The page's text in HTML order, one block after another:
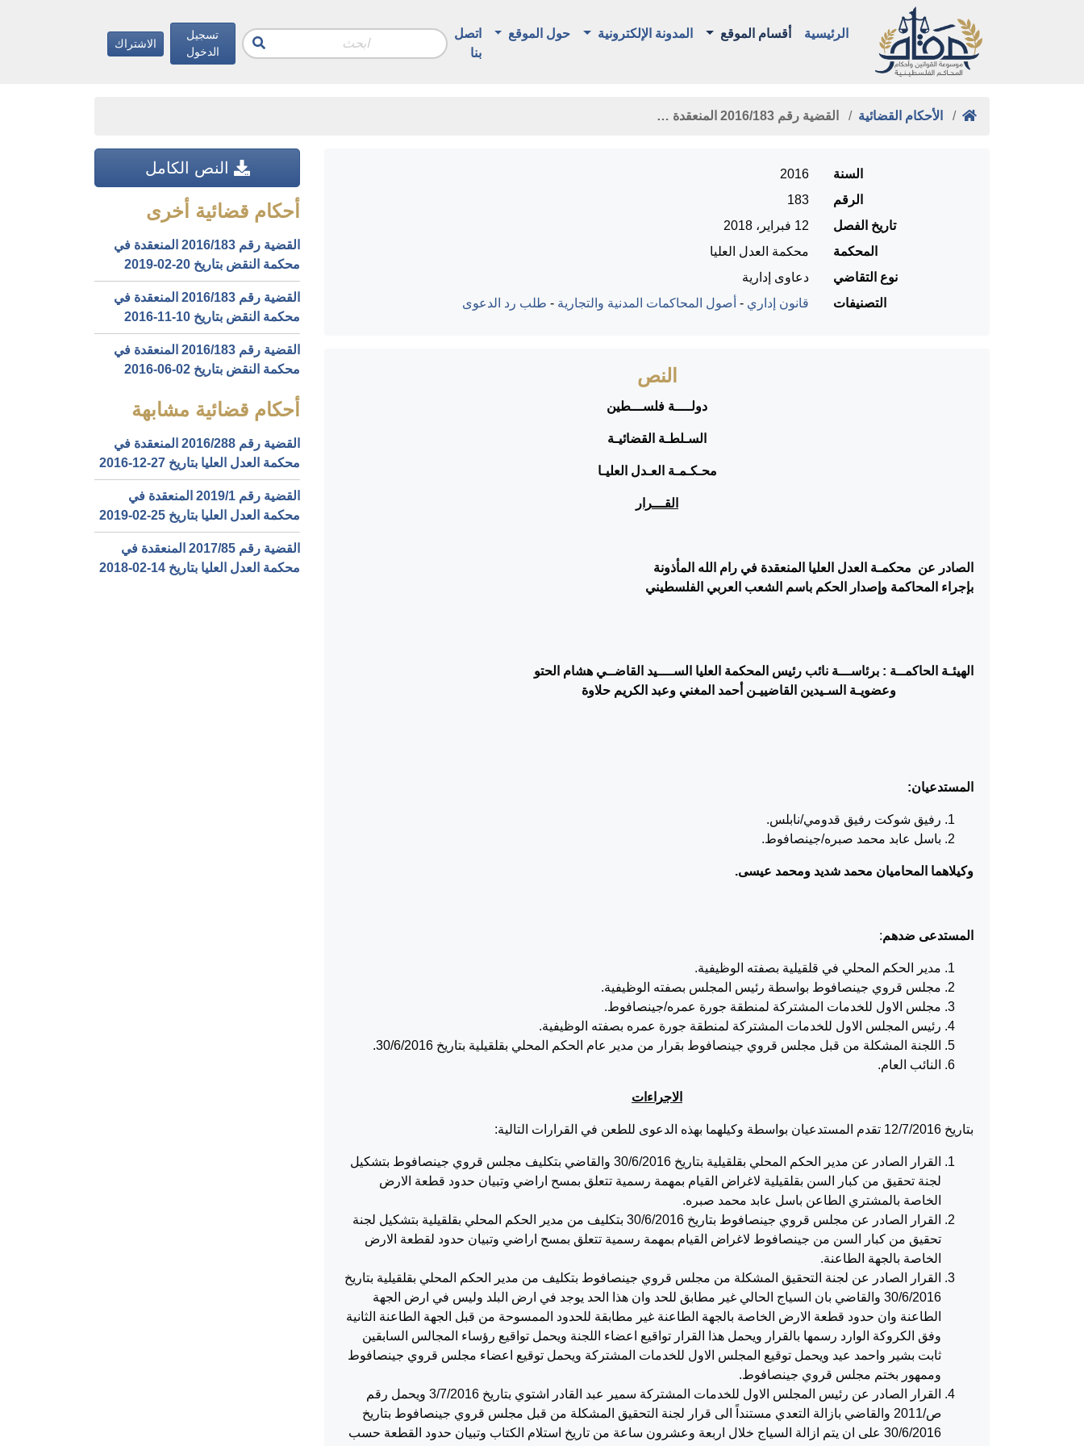
الرئيسية أقسام الموقع المدونة الإلكترونية حول الموقع
اتصل
بنا
تسجيل
الدخول
الاشتراك
الأحكام القضائية القضية رقم ‎183‏/‎2016‏ المنعقدة …
السنة
2016
الرقم
183
تاريخ الفصل
12 فبراير، 2018
المحكمة
محكمة العدل العليا
نوع التقاضي
دعاوى إدارية
التصنيفات
قانون إداري - أصول المحاكمات المدنية والتجارية - طلب رد الدعوى
النص
دولــــة فلســـطين
السـلطـة القضائيـة
محـكـمـة العـدل العليـا
القـــرار
الصادر عن محكمـة العدل العليا المنعقدة في رام الله المأذونة
بإجراء المحاكمة وإصدار الحكم باسم الشعب العربي الفلسطيني
الهيئـة الحاكمــة : برئاســـة نائب رئيس المحكمة العليا الســــيد القاضــي هشام الحتو
وعضويـة السـيدين القاضييـن أحمد المغني وعبد الكريم حلاوة
المستدعيان:
رفيق شوكت رفيق قدومي/نابلس.
باسل عابد محمد صبره/جينصافوط.
وكيلاهما المحاميان محمد شديد ومحمد عيسى.
المستدعى ضدهم:
مدير الحكم المحلي في قلقيلية بصفته الوظيفية.
مجلس قروي جينصافوط بواسطة رئيس المجلس بصفته الوظيفية.
مجلس الاول للخدمات المشتركة لمنطقة جورة عمره/جينصافوط.
رئيس المجلس الاول للخدمات المشتركة لمنطقة جورة عمره بصفته الوظيفية.
اللجنة المشكلة من قبل مجلس قروي جينصافوط بقرار من مدير عام الحكم المحلي بقلقيلية بتاريخ 30/6/2016.
النائب العام.
الاجراءات
بتاريخ 12/7/2016 تقدم المستدعيان بواسطة وكيلهما بهذه الدعوى للطعن في القرارات التالية:
القرار الصادر عن مدير الحكم المحلي بقلقيلية بتاريخ 30/6/2016 والقاضي بتكليف مجلس قروي جينصافوط بتشكيل
لجنة تحقيق من كبار السن بقلقيلية لاغراض القيام بمهمة رسمية تتعلق بمسح اراضي وتبيان حدود قطعة الارض
الخاصة بالمشتري الطاعن باسل عابد محمد صبره.
القرار الصادر عن مجلس قروي جينصافوط بتاريخ 30/6/2016 بتكليف من مدير الحكم المحلي بقلقيلية بتشكيل لجنة
تحقيق من كبار السن من جينصافوط لاغراض القيام بمهمة رسمية تتعلق بمسح اراضي وتبيان حدود لقطعة الارض
الخاصة بالجهة الطاعنة.
القرار الصادر عن لجنة التحقيق المشكلة من مجلس قروي جينصافوط بتكليف من مدير الحكم المحلي بقلقيلية بتاريخ
30/6/2016 والقاضي بان السياج الحالي غير مطابق للحد وان هذا الحد يوجد في ارض البلد وليس في ارض الجهة
الطاعنة وان حدود قطعة الارض الخاصة بالجهة الطاعنة غير مطابقة للحدود الممسوحة من قبل الجهة الطاعنة الثانية
وفق الكروكة الوارد رسمها بالقرار ويحمل هذا القرار تواقيع اعضاء اللجنة ويحمل تواقيع رؤساء المجالس السابقين
ثابت بشير واحمد عيد ويحمل توقيع المجلس الاول للخدمات المشتركة ويحمل توقيع اعضاء مجلس قروي جينصافوط
وممهور بختم مجلس قروي جينصافوط.
القرار الصادر عن رئيس المجلس الاول للخدمات المشتركة سمير عبد القادر اشتوي بتاريخ 3/7/2016 ويحمل رقم
ص/2011 والقاضي بازالة التعدي مستنداً الى قرار لجنة التحقيق المشكلة من قبل مجلس قروي جينصافوط بتاريخ
30/6/2016 على ان يتم ازالة السياج خلال اربعة وعشرون ساعة من تاريخ استلام الكتاب وتبيان حدود القطعة حسب
النص الكامل
أحكام قضائية أخرى
القضية رقم ‎183‏/‎2016‏ المنعقدة في
محكمة النقض بتاريخ ‎2019-02-20‏
القضية رقم ‎183‏/‎2016‏ المنعقدة في
محكمة النقض بتاريخ ‎2016-11-10‏
القضية رقم ‎183‏/‎2016‏ المنعقدة في
محكمة النقض بتاريخ ‎2016-06-02‏
أحكام قضائية مشابهة
القضية رقم ‎288‏/‎2016‏ المنعقدة في
محكمة العدل العليا بتاريخ ‎2016-12-27‏
القضية رقم ‎1‏/‎2019‏ المنعقدة في
محكمة العدل العليا بتاريخ ‎2019-02-25‏
القضية رقم ‎85‏/‎2017‏ المنعقدة في
محكمة العدل العليا بتاريخ ‎2018-02-14‏